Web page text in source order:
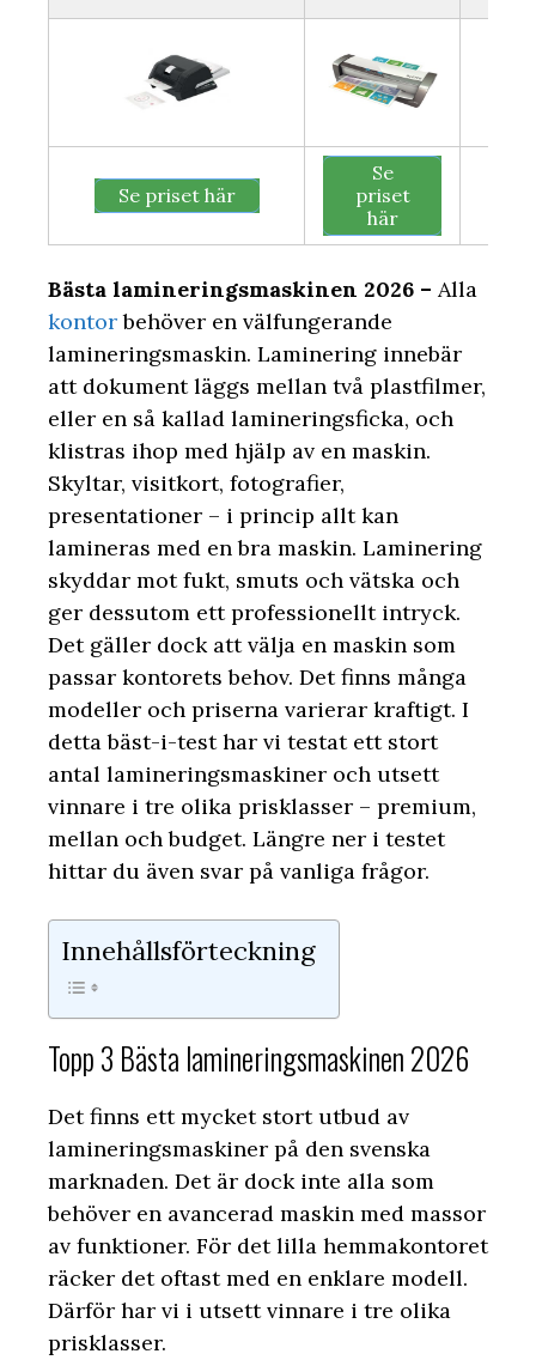
Se priset här
Se
priset
här
Bästa lamineringsmaskinen 2026 – Alla
kontorbehöver en välfungerande
lamineringsmaskin. Laminering innebär
att dokument läggs mellan två plastfilmer,
eller en så kallad lamineringsficka, och
klistras ihop med hjälp av en maskin.
Skyltar, visitkort, fotografier,
presentationer – i princip allt kan
lamineras med en bra maskin. Laminering
skyddar mot fukt, smuts och vätska och
ger dessutom ett professionellt intryck.
Det gäller dock att välja en maskin som
passar kontorets behov. Det finns många
modeller och priserna varierar kraftigt. I
detta bäst-i-test har vi testat ett stort
antal lamineringsmaskiner och utsett
vinnare i tre olika prisklasser – premium,
mellan och budget. Längre ner i testet
hittar du även svar på vanliga frågor.
Innehållsförteckning
Topp 3 Bästa lamineringsmaskinen 2026
Det finns ett mycket stort utbud av
lamineringsmaskiner på den svenska
marknaden. Det är dock inte alla som
behöver en avancerad maskin med massor
av funktioner. För det lilla hemmakontoret
räcker det oftast med en enklare modell.
Därför har vi i utsett vinnare i tre olika
prisklasser.